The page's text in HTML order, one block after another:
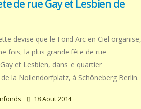
de rue Gay et Lesbien de
devise que le Fond Arc en Ciel organise,
fois, la plus grande fête de rue
et Lesbien, dans le quartier
la Nollendorfplatz, à Schöneberg Berlin.
18 Aout 2014